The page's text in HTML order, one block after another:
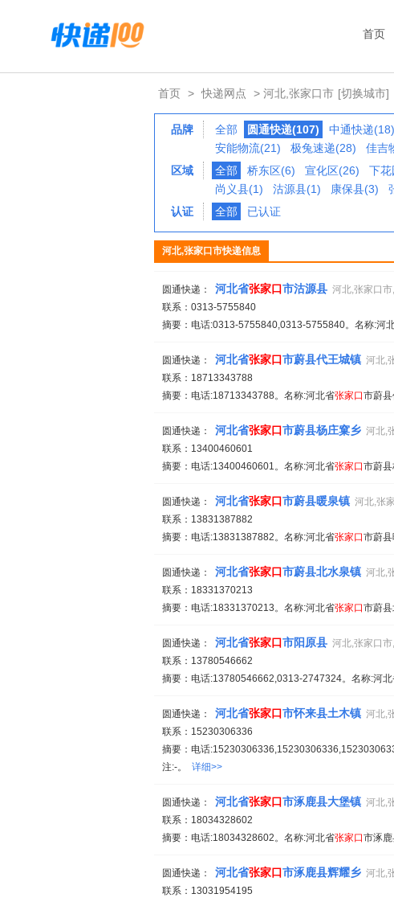
首页
首页 > 快递网点 > 河北,张家口市 [切换城市]
品牌 全部 圆通快递(107) 中通快递(18)
安能物流(21)
极兔速递(28) 佳吉
区域
全部 桥东区(6) 宣化区(26) 下花
尚义县(1)
沽源县(1) 康保县(3)
认证
全部 已认证
河北,张家口市快递信息
圆通快递： 河北省张家口市沽源县 河北,张家口
联系：0313-5755840
摘要：电话:0313-5755840,0313-5755840。名称:河
圆通快递： 河北省张家口市蔚县代王城镇 河北,
联系：18713343788
摘要：电话:18713343788。名称:河北省张家口市蔚
圆通快递： 河北省张家口市蔚县杨庄窠乡 河北,
联系：13400460601
摘要：电话:13400460601。名称:河北省张家口市蔚
圆通快递： 河北省张家口市蔚县暖泉镇 河北,张
联系：13831387882
摘要：电话:13831387882。名称:河北省张家口市蔚
圆通快递： 河北省张家口市蔚县北水泉镇 河北,
联系：18331370213
摘要：电话:18331370213。名称:河北省张家口市蔚
圆通快递： 河北省张家口市阳原县 河北,张家口
联系：13780546662
摘要：电话:13780546662,0313-2747324。名称:河北
圆通快递： 河北省张家口市怀来县土木镇 河北,
联系：15230306336
摘要：电话
注:-。 详细>>
圆通快递： 河北省张家口市涿鹿县大堡镇 河北,
联系：18034328602
摘要：电话:18034328602。名称:河北省张家口市涿
圆通快递： 河北省张家口市涿鹿县辉耀乡 河北,
联系：13031954195